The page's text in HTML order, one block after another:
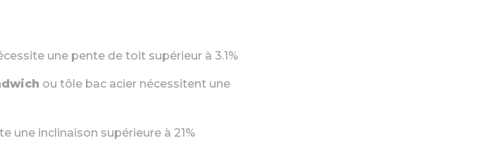
une pente de toit supérieur à 3.1%
ou tôle bac acier nécessitent une
une inclinaison supérieure à 21%